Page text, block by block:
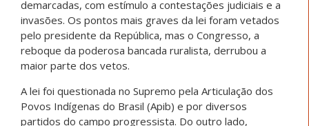
demarcadas, com estímulo a contestações judiciais e a
invasões. Os pontos mais graves da lei foram vetados
pelo presidente da República, mas o Congresso, a
reboque da poderosa bancada ruralista, derrubou a
maior parte dos vetos.
A lei foi questionada no Supremo pela Articulação dos
Povos Indígenas do Brasil (Apib) e por diversos
partidos do campo progressista. Do outro lado,